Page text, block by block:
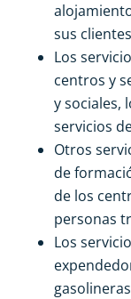
sus
Los
centros y
y sociales,
servicios
Otros
de
de los
personas
Los